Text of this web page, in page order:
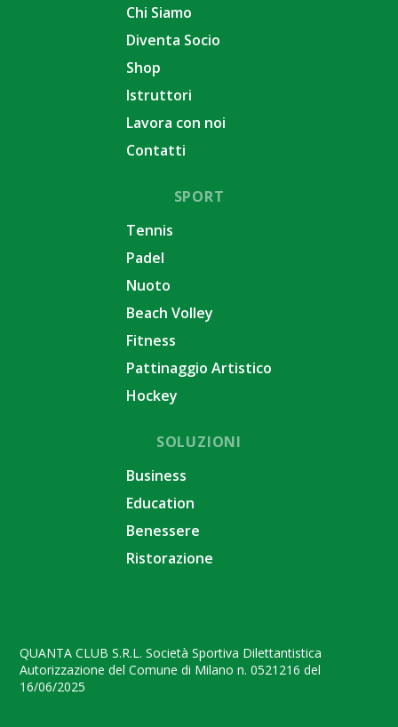
Chi Siamo
Diventa Socio
Shop
Istruttori
Lavora con noi
Contatti
SPORT
Tennis
Padel
Nuoto
Beach Volley
Fitness
Pattinaggio Artistico
Hockey
SOLUZIONI
Business
Education
Benessere
Ristorazione
QUANTA CLUB S.R.L. Società Sportiva Dilettantistica
Autorizzazione del Comune di Milano n. 0521216 del
16/06/2025